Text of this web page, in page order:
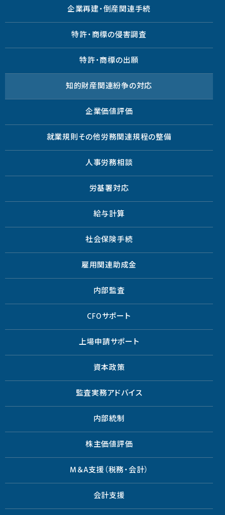
企業再建・倒産関連手続
特許・商標の侵害調査
特許・商標の出願
知的財産関連紛争の対応
企業価値評価
就業規則その他労務関連規程の整備
人事労務相談
労基署対応
給与計算
社会保険手続
雇用関連助成金
内部監査
CFOサポート
上場申請サポート
資本政策
監査実務アドバイス
内部統制
株主価値評価
M＆A支援（税務・会計）
会計支援